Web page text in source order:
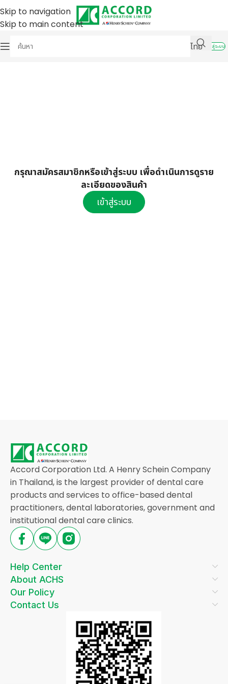
Skip to navigation
Skip to main content
ไทย
เข้าสู่ระบบ
กรุณาสมัครสมาชิกหรือเข้าสู่ระบบ เพื่อดำเนินการดูราย
ละเอียดของสินค้า
เข้าสู่ระบบ
Accord Corporation Ltd. A Henry Schein Company
in Thailand, is the largest provider of dental care
products and services to office-based dental
practitioners, dental laboratories, government and
institutional dental care clinics.
Help Center
About ACHS
Our Policy
Contact Us